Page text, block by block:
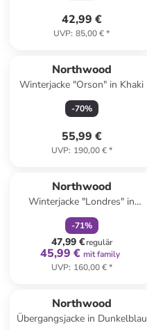
42,99 €
UVP: 85,00 €*
Northwood
Winterjacke "Orson" in Khaki
-70%
55,99 €
UVP: 190,00 €*
Northwood
Winterjacke "Londres" in
Dunkelblau
-71%
47,99 €regulär
45,99 € mit family
UVP: 160,00 €*
Northwood
Übergangsjacke in Dunkelblau